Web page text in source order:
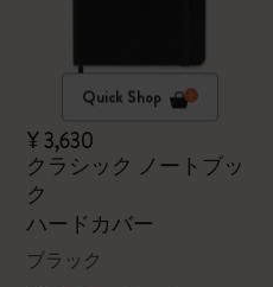
Quick Shop
¥ 3,630
クラシック ノートブッ
ク
ハードカバー
ブラック